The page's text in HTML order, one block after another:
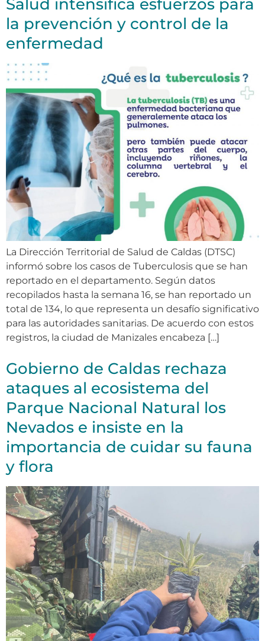
Salud intensifica esfuerzos para
la prevención y control de la
enfermedad
La Dirección Territorial de Salud de Caldas (DTSC)
informó sobre los casos de Tuberculosis que se han
reportado en el departamento. Según datos
recopilados hasta la semana 16, se han reportado un
total de 134, lo que representa un desafío significativo
para las autoridades sanitarias. De acuerdo con estos
registros, la ciudad de Manizales encabeza […]
Gobierno de Caldas rechaza
ataques al ecosistema del
Parque Nacional Natural los
Nevados e insiste en la
importancia de cuidar su fauna
y flora